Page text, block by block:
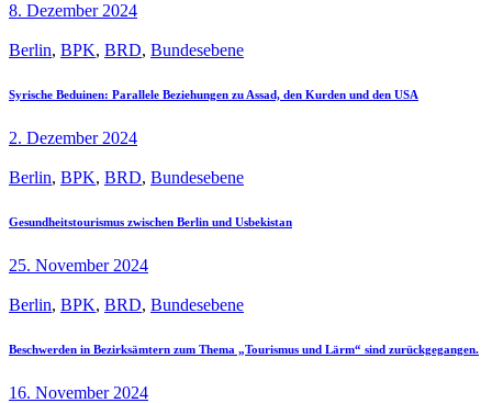
8. Dezember 2024
Berlin, BPK, BRD, Bundesebene
Syrische Beduinen: Parallele Beziehungen zu Assad, den Kurden und den USA
2. Dezember 2024
Berlin, BPK, BRD, Bundesebene
Gesundheitstourismus zwischen Berlin und Usbekistan
25. November 2024
Berlin, BPK, BRD, Bundesebene
Beschwerden in Bezirksämtern zum Thema „Tourismus und Lärm“ sind zurückgegangen.
16. November 2024